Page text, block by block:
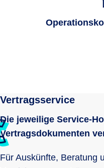
Vertragsservice
Die jeweilige Service-
Vertragsdokumenten
Für Auskünfte, Beratung